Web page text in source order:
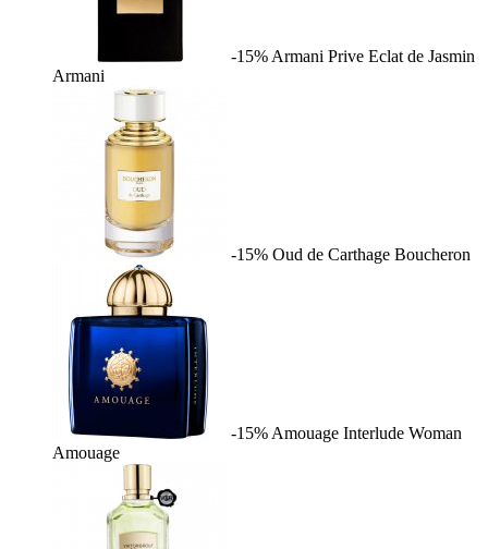
-15% Armani Prive Eclat de Jasmin
Armani
-15% Oud de Carthage Boucheron
-15% Amouage Interlude Woman
Amouage